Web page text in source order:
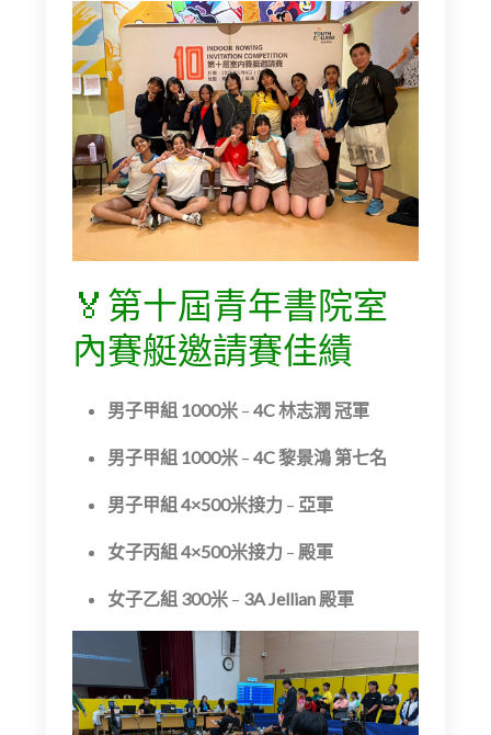
🏅第十屆青年書院室
內賽艇邀請賽佳績
男子甲組 1000米 – 4C 林志潤 冠軍
男子甲組 1000米 – 4C 黎景鴻 第七名
男子甲組 4×500米接力 – 亞軍
女子丙組 4×500米接力 – 殿軍
女子乙組 300米 – 3A Jellian 殿軍